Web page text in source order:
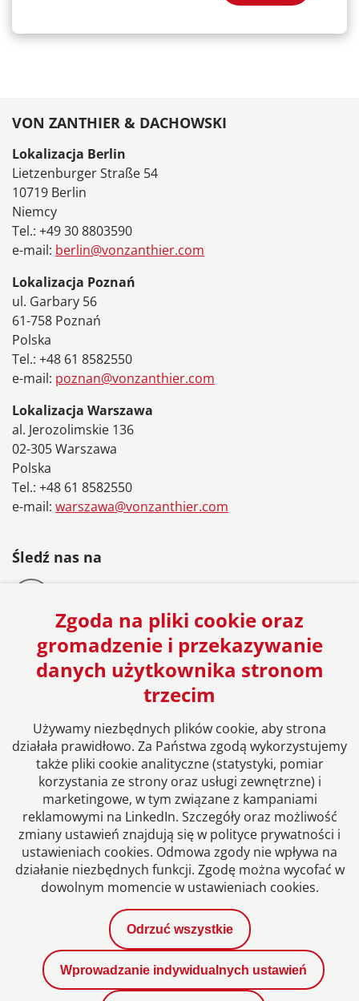
VON ZANTHIER & DACHOWSKI
Lokalizacja Berlin
Lietzenburger Straße 54
10719 Berlin
Niemcy
Tel.: +49 30 8803590
e-mail: berlin@vonzanthier.com
Lokalizacja Poznań
ul. Garbary 56
61-758 Poznań
Polska
Tel.: +48 61 8582550
e-mail: poznan@vonzanthier.com
Lokalizacja Warszawa
al. Jerozolimskie 136
02-305 Warszawa
Polska
Tel.: +48 61 8582550
e-mail: warszawa@vonzanthier.com
Śledź nas na
Europejska sieć Kancelarii Prawnych
Informacje prawne
Polityka prywatności
Kontakt
Aktualności
Zgoda na pliki cookie oraz
gromadzenie i przekazywanie
danych użytkownika stronom
trzecim
Używamy niezbędnych plików cookie, aby strona
działała prawidłowo. Za Państwa zgodą wykorzystujemy
także pliki cookie analityczne (statystyki, pomiar
korzystania ze strony oraz usługi zewnętrzne) i
marketingowe, w tym związane z kampaniami
reklamowymi na LinkedIn. Szczegóły oraz możliwość
zmiany ustawień znajdują się w polityce prywatności i
ustawieniach cookies. Odmowa zgody nie wpływa na
działanie niezbędnych funkcji. Zgodę można wycofać w
dowolnym momencie w ustawieniach cookies.
Odrzuć wszystkie
Wprowadzanie indywidualnych ustawień